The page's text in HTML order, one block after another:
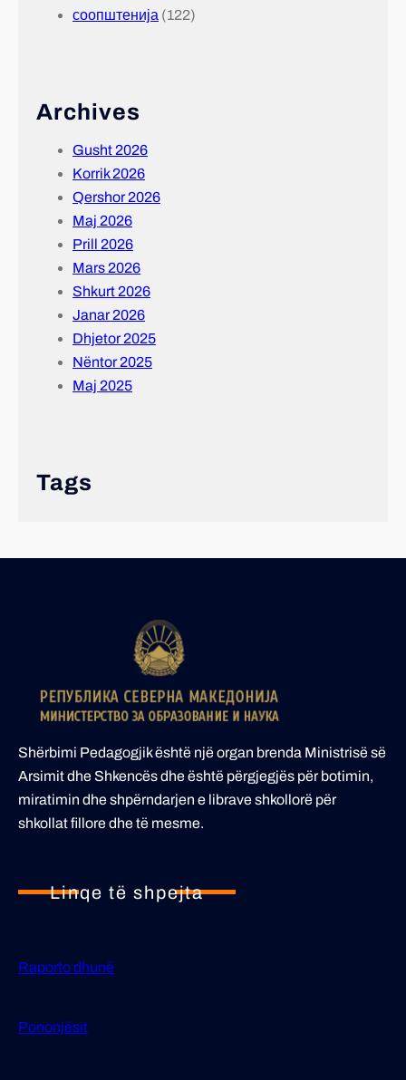
соопштенија (122)
Archives
Gusht 2026
Korrik 2026
Qershor 2026
Maj 2026
Prill 2026
Mars 2026
Shkurt 2026
Janar 2026
Dhjetor 2025
Nëntor 2025
Maj 2025
Tags
Shërbimi Pedagogjik është një organ brenda Ministrisë së
Arsimit dhe Shkencës dhe është përgjegjës për botimin,
miratimin dhe shpërndarjen e librave shkollorë për
shkollat fillore dhe të mesme.
Linqe të shpejta
Raporto dhunë
Pononjësit